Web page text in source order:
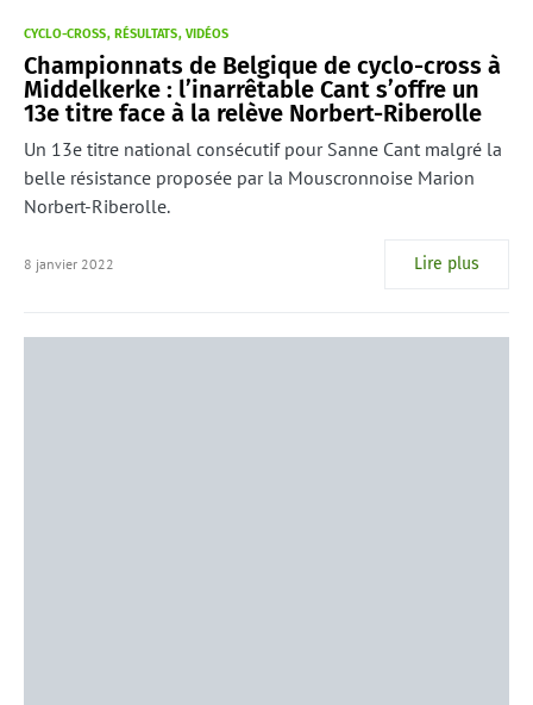
CYCLO-CROSS RÉSULTATS VIDÉOS
Championnats de Belgique de cyclo-cross à
Middelkerke : l’inarrêtable Cant s’offre un
13e titre face à la relève Norbert-Riberolle
Un 13e titre national consécutif pour Sanne Cant malgré la
belle résistance proposée par la Mouscronnoise Marion
Norbert-Riberolle.
8 janvier 2022 Lire plus